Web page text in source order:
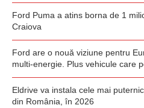
Ford Puma a atins borna de 1
Craiova
Ford are o nouă viziune pentru
multi-energie. Plus vehicule care
Eldrive va instala cele mai
din România, în 2026